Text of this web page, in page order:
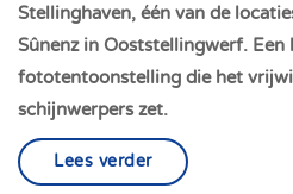
Stellinghaven, één van de
Sûnenz in Ooststellingwerf. Een
fototentoonstelling die het
schijnwerpers zet.
Lees verder